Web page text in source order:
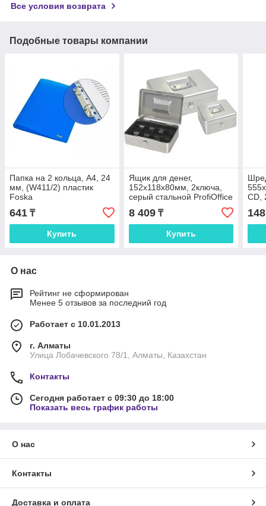
Все условия возврата
Подобные товары компании
Папка на 2 кольца, A4, 24
мм, (W411/2) пластик
Foska
641 ₸
Купить
Ящик для денег,
152x118x80мм, 2ключа,
серый стальной ProfiOffice
8 409₸
Купить
CD,
О нас
Рейтинг не сформирован
Менее 5 отзывов за последний год
Работает с 10.01.2013
г. Алматы
Улица Лобачевского 78/1, Алматы, Казахстан
Контакты
Сегодня работает с 09:30 до 18:00
Показать весь график работы
О нас
Контакты
Доставка и оплата